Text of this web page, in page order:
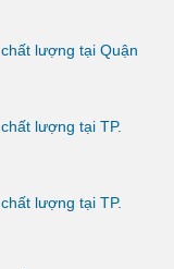
lượng tại Quận
lượng tại TP.
lượng tại TP.